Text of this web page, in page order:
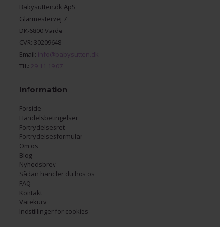
Babysutten.dk ApS
Glarmestervej 7
DK-6800 Varde
CVR: 30209648
Email: info@babysutten.dk
Tlf.: 29 11 19 07
Information
Forside
Handelsbetingelser
Fortrydelsesret
Fortrydelsesformular
Om os
Blog
Nyhedsbrev
Sådan handler du hos os
FAQ
Kontakt
Varekurv
Indstillinger for cookies